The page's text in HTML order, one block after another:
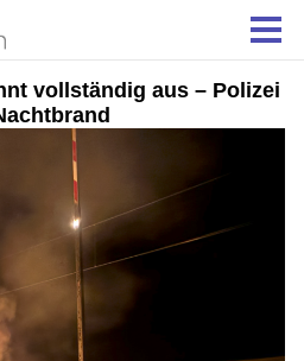
vollständig aus – Polizei